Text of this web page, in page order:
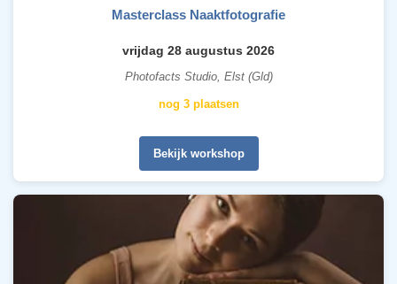
Masterclass Naaktfotografie
vrijdag 28 augustus 2026
Photofacts Studio, Elst (Gld)
nog 3 plaatsen
Bekijk workshop